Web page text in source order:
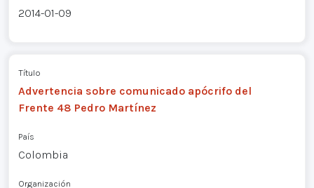
2014-01-09
Título
Advertencia sobre comunicado apócrifo del
Frente 48 Pedro Martínez
País
Colombia
Organización